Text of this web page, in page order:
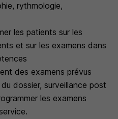
rythmologie,
les patients sur les
et sur les examens dans
des examens prévus
dossier, surveillance post
les examens